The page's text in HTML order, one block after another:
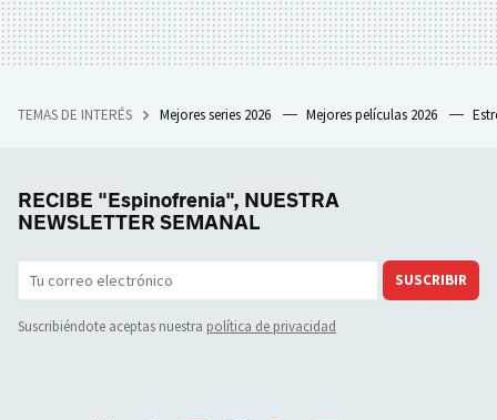
TEMAS DE INTERÉS Mejores series 2026 Mejores películas 2026
RECIBE "Espinofrenia", NUESTRA
NEWSLETTER SEMANAL
SUSCRIBIR
Suscribiéndote aceptas nuestra política de privacidad